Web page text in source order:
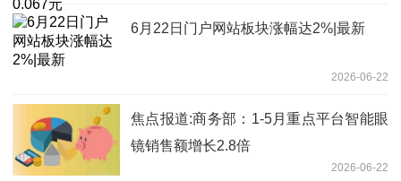
6月22日门户网站板块涨幅达2%|最新
2026-06-22
焦点报道:商务部：1-5月重点平台智能眼
镜销售额增长2.8倍
2026-06-22